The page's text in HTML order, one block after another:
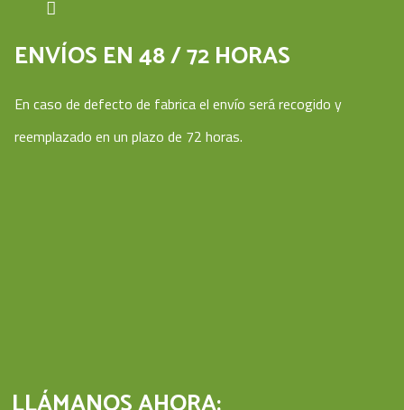
ENVÍOS EN 48 / 72 HORAS
En caso de defecto de fabrica el envío será recogido y
reemplazado en un plazo de 72 horas.